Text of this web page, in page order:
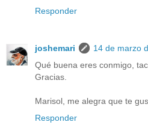
Responder
joshemari
14 de marzo
Qué buena eres conmigo,
Gracias.
Marisol, me alegra que te
Responder